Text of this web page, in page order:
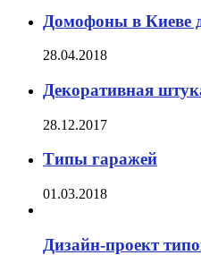
Домофоны в Киеве
28.04.2018
Декоративная
28.12.2017
Типы гаражей
01.03.2018
Дизайн-проект